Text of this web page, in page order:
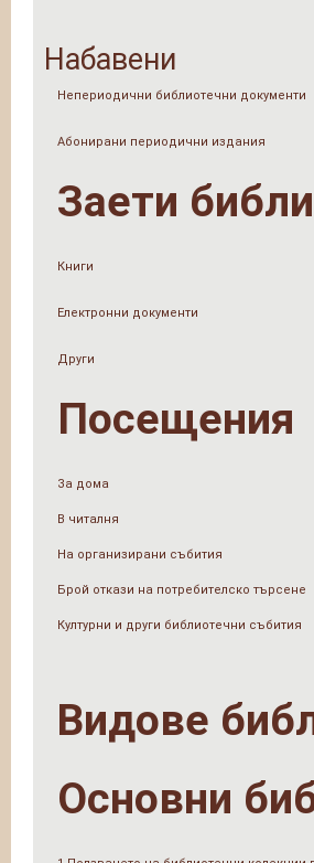
Набавени
Непериодични библиотечни документи
Абонирани периодични издания
Заети
Книги
Електронни документи
Други
Посещения
За дома
В читалня
На организирани събития
Брой откази на потребителско търсене
Културни и други библиотечни събития
Видове
Основни